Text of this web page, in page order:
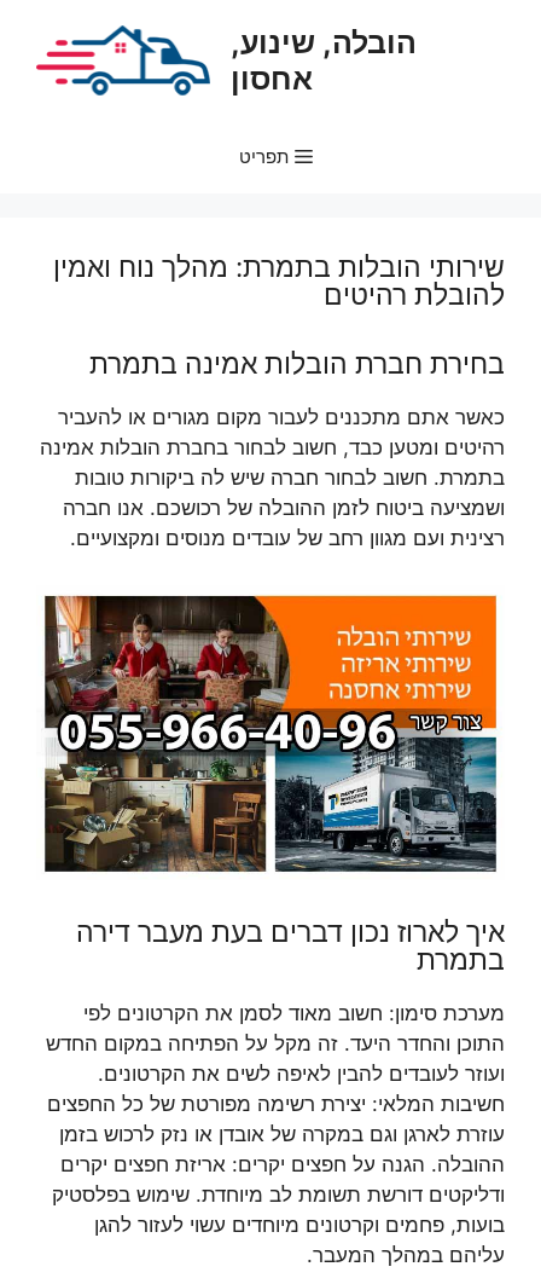
הובלה, שינוע,
אחסון
תפריט
שירותי הובלות בתמרת: מהלך נוח ואמין
להובלת רהיטים
בחירת חברת הובלות אמינה בתמרת
כאשר אתם מתכננים לעבור מקום מגורים או להעביר
רהיטים ומטען כבד, חשוב לבחור בחברת הובלות אמינה
בתמרת. חשוב לבחור חברה שיש לה ביקורות טובות
ושמציעה ביטוח לזמן ההובלה של רכושכם. אנו חברה
רצינית ועם מגוון רחב של עובדים מנוסים ומקצועיים.
איך לארוז נכון דברים בעת מעבר דירה
בתמרת
מערכת סימון: חשוב מאוד לסמן את הקרטונים לפי
התוכן והחדר היעד. זה מקל על הפתיחה במקום החדש
ועוזר לעובדים להבין לאיפה לשים את הקרטונים.
חשיבות המלאי: יצירת רשימה מפורטת של כל החפצים
עוזרת לארגן וגם במקרה של אובדן או נזק לרכוש בזמן
ההובלה. הגנה על חפצים יקרים: אריזת חפצים יקרים
ודליקטים דורשת תשומת לב מיוחדת. שימוש בפלסטיק
בועות, פחמים וקרטונים מיוחדים עשוי לעזור להגן
עליהם במהלך המעבר.